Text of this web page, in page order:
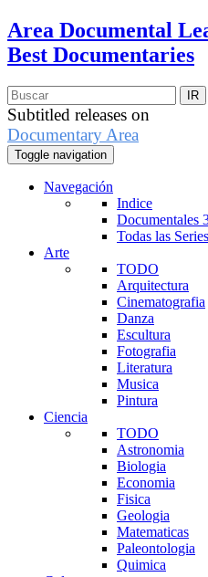
Area Documental
Best Documentaries
Subtitled releases on
Documentary Area
Toggle navigation
Navegación
Indice
Documentales
Todas las Series
Arte
TODO
Arquitectura
Cinematografia
Danza
Escultura
Fotografia
Literatura
Musica
Pintura
Ciencia
TODO
Astronomia
Biologia
Economia
Fisica
Geologia
Matematicas
Paleontologia
Quimica